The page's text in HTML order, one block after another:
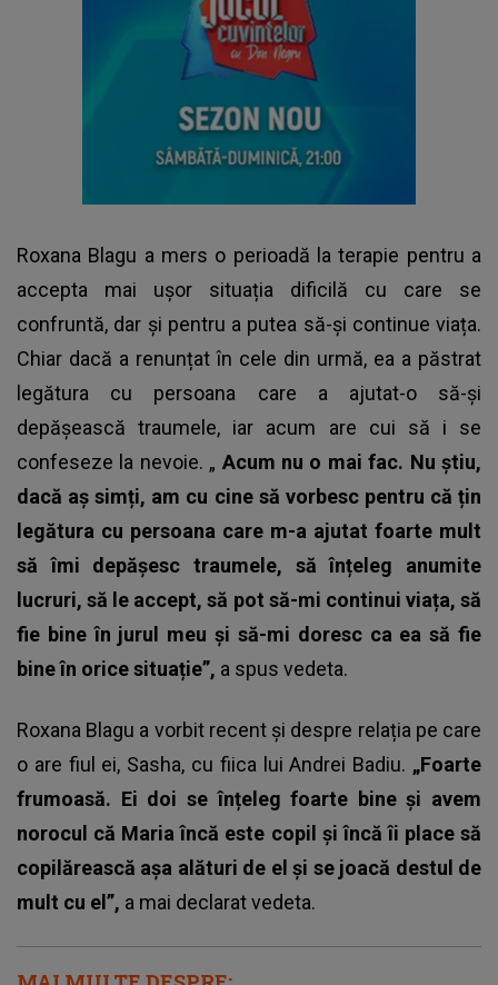
Roxana Blagu a mers o perioadă la terapie pentru a
accepta mai ușor situația dificilă cu care se
confruntă, dar și pentru a putea să-și continue viața.
Chiar dacă a renunțat în cele din urmă, ea a păstrat
legătura cu persoana care a ajutat-o să-și
depășească traumele, iar acum are cui să i se
confeseze la nevoie. „ Acum nu o mai fac. Nu știu,
dacă aș simți, am cu cine să vorbesc pentru că țin
legătura cu persoana care m-a ajutat foarte mult
să îmi depășesc traumele, să înțeleg anumite
lucruri, să le accept, să pot să-mi continui viața, să
fie bine în jurul meu și să-mi doresc ca ea să fie
bine în orice situație”, a spus vedeta.
Roxana Blagu a vorbit recent și despre relația pe care
o are fiul ei, Sasha, cu fiica lui Andrei Badiu. „Foarte
frumoasă. Ei doi se înțeleg foarte bine și avem
norocul că Maria încă este copil și încă îi place să
copilărească așa alături de el și se joacă destul de
mult cu el”, a mai declarat vedeta.